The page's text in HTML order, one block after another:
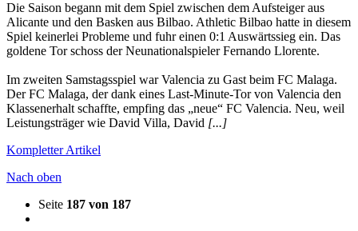
Die Saison begann mit dem Spiel zwischen dem Aufsteiger aus
Alicante und den Basken aus Bilbao. Athletic Bilbao hatte in diesem
Spiel keinerlei Probleme und fuhr einen 0:1 Auswärtssieg ein. Das
goldene Tor schoss der Neunationalspieler Fernando Llorente.
Im zweiten Samstagsspiel war Valencia zu Gast beim FC Malaga.
Der FC Malaga, der dank eines Last-Minute-Tor von Valencia den
Klassenerhalt schaffte, empfing das „neue“ FC Valencia. Neu, weil
Leistungsträger wie David Villa, David [...]
Kompletter Artikel
Nach oben
Seite 187 von 187